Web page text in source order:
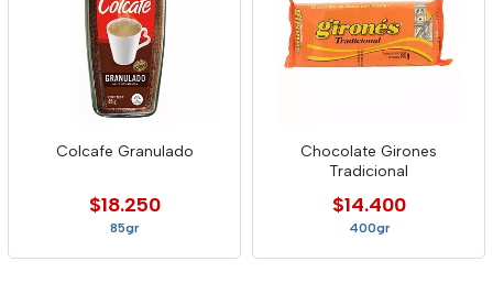
Colcafe Granulado
$18.250
85gr
Chocolate Girones
Tradicional
$14.400
400gr